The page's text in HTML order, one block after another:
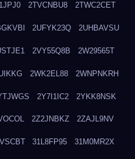
2TVCNBU8 2TWC2CET
2UFYK23Q 2UHBAVSU
2VY55Q8B 2W29565T
2WK2EL88 2WNPNKRH
2Y7I1IC2 2YKK8NSK
2Z2JNBKZ 2ZAJL9NV
31L8FP95 31M0MR2X